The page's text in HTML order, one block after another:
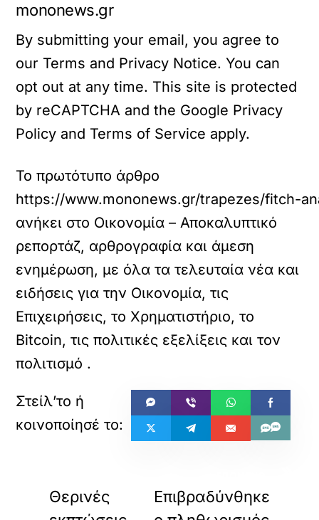
mononews.gr
By submitting your email, you agree to
our Terms and Privacy Notice. You can
opt out at any time. This site is protected
by reCAPTCHA and the Google Privacy
Policy and Terms of Service apply.
Το πρωτότυπο άρθρο
https://www.mononews.gr/trapezes/fitch-
ανήκει στο Οικονομία – Αποκαλυπτικό
ρεπορτάζ, αρθρογραφία και άμεση
ενημέρωση, με όλα τα τελευταία νέα και
ειδήσεις για την Οικονομία, τις
Επιχειρήσεις, το Χρηματιστήριο, το
Bitcoin, τις πολιτικές εξελίξεις και τον
πολιτισμό .
Θερινές
Επιβραδύνθηκε